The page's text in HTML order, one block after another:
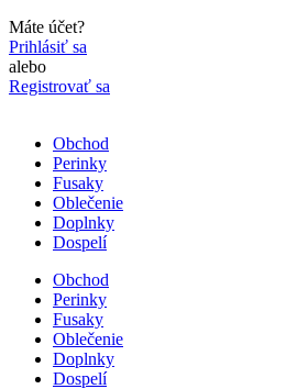
Máte účet?
Prihlásiť sa
alebo
Registrovať sa
Obchod
Perinky
Fusaky
Oblečenie
Doplnky
Dospelí
Obchod
Perinky
Fusaky
Oblečenie
Doplnky
Dospelí